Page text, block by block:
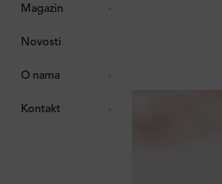
Magazin
Novosti
O nama
ostalo
Kontakt